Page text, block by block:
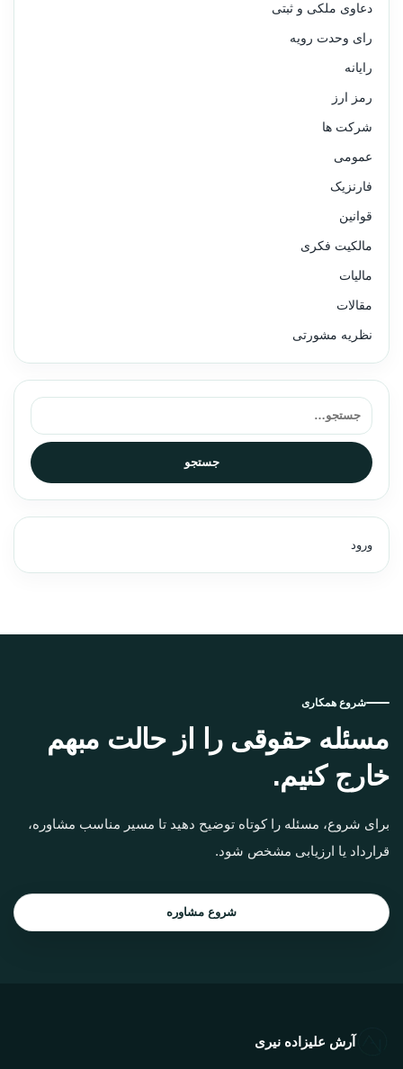
دعاوی ملکی و ثبتی
رای وحدت رویه
رایانه
رمز ارز
شرکت ها
عمومی
فارنزیک
قوانین
مالکیت فکری
مالیات
مقالات
نظریه مشورتی
جستجو برای:
جستجو
ورود
شروع همکاری
مسئله حقوقی را از حالت مبهم
خارج کنیم.
برای شروع، مسئله را کوتاه توضیح دهید تا مسیر مناسب مشاوره،
قرارداد یا ارزیابی مشخص شود.
شروع مشاوره
آرش علیزاده نیری